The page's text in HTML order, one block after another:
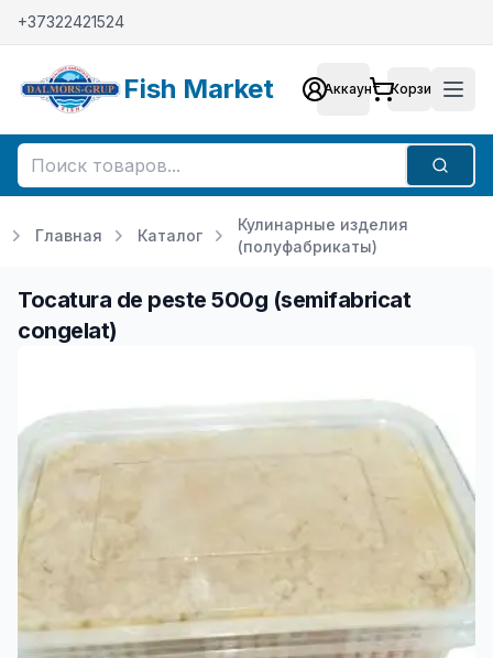
+37322421524
Fish Market Аккаунт
АккаунтКорзина
Поиск
Главная Каталог
Кулинарные изделия
(полуфабрикаты)
Tocatura de peste 500g (semifabricat
congelat)